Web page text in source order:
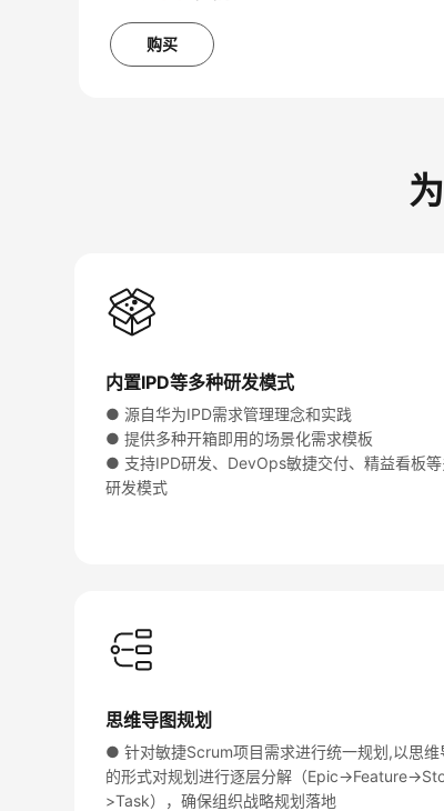
购买
内置IPD等多种研发模式
● 源自华为IPD需求管理理念和实践
● 提供多种开箱即用的场景化需求模板
● 支持IPD研发、DevOps敏捷交付、精益看板等
研发模式
思维导图规划
● 针对敏捷Scrum项目需求进行统一规划,以思维
的形式对规划进行逐层分解（Epic->Feature-
>Task），确保组织战略规划落地